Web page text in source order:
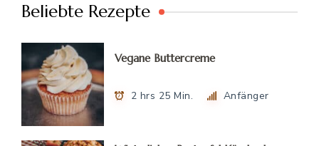
Beliebte Rezepte
Vegane Buttercreme
2 hrs 25 Min. Anfänger